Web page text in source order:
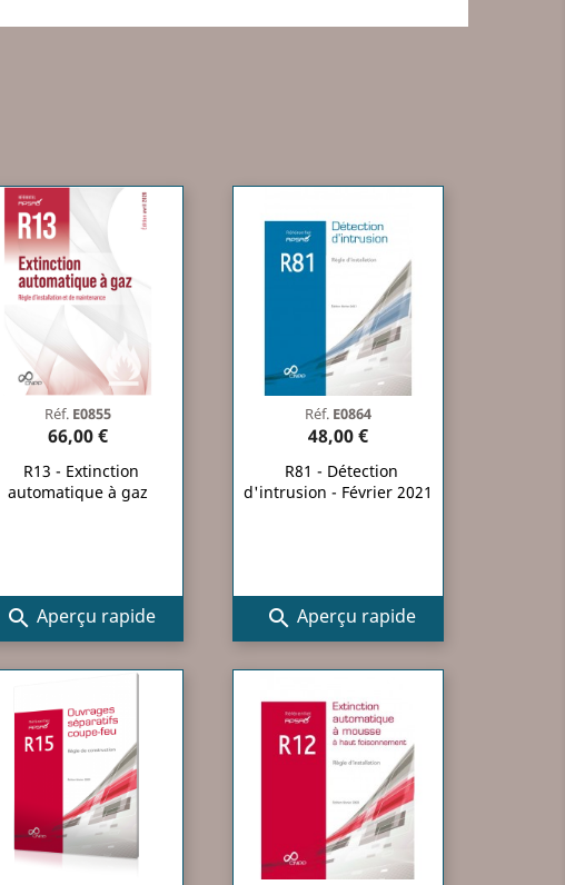
Réf. E0855
66,00 €
R13 - Extinction
automatique à gaz
 Aperçu rapide
Réf. E0864
48,00 €
R81 - Détection
d'intrusion - Février 2021
 Aperçu rapide